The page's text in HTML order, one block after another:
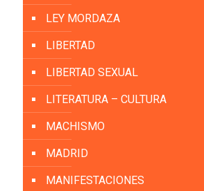
LEY MORDAZA
LIBERTAD
LIBERTAD SEXUAL
LITERATURA – CULTURA
MACHISMO
MADRID
MANIFESTACIONES